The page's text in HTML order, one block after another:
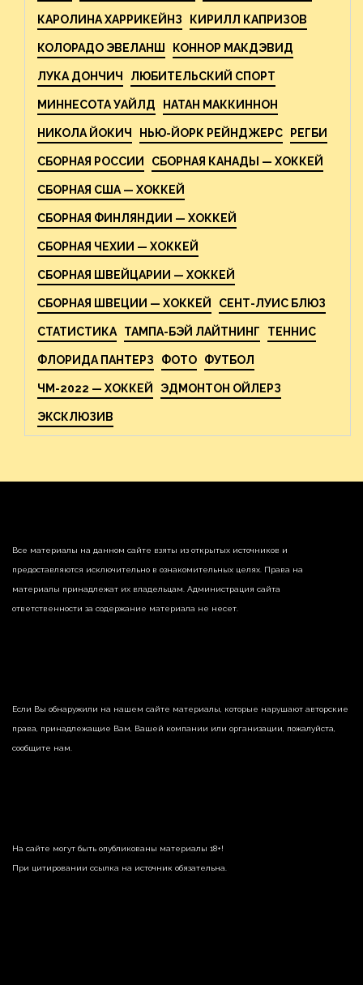
КАРОЛИНА ХАРРИКЕЙНЗ КИРИЛЛ КАПРИЗОВ
КОЛОРАДО ЭВЕЛАНШ КОННОР МАКДЭВИД
ЛУКА ДОНЧИЧ ЛЮБИТЕЛЬСКИЙ СПОРТ
МИННЕСОТА УАЙЛД НАТАН МАККИННОН
НИКОЛА ЙОКИЧ НЬЮ-ЙОРК РЕЙНДЖЕРС РЕГБИ
СБОРНАЯ РОССИИ СБОРНАЯ КАНАДЫ — ХОККЕЙ
СБОРНАЯ США — ХОККЕЙ
СБОРНАЯ ФИНЛЯНДИИ — ХОККЕЙ
СБОРНАЯ ЧЕХИИ — ХОККЕЙ
СБОРНАЯ ШВЕЙЦАРИИ — ХОККЕЙ
СБОРНАЯ ШВЕЦИИ — ХОККЕЙ СЕНТ-ЛУИС БЛЮЗ
СТАТИСТИКА ТАМПА-БЭЙ ЛАЙТНИНГ ТЕННИС
ФЛОРИДА ПАНТЕРЗ ФОТО ФУТБОЛ
ЧМ-2022 — ХОККЕЙ ЭДМОНТОН ОЙЛЕРЗ
ЭКСКЛЮЗИВ
Все материалы на данном сайте взяты из открытых источников и
предоставляются исключительно в ознакомительных целях. Права на
материалы принадлежат их владельцам. Администрация сайта
ответственности за содержание материала не несет.
Если Вы обнаружили на нашем сайте материалы, которые нарушают авторские
права, принадлежащие Вам, Вашей компании или организации, пожалуйста,
сообщите нам.
На сайте могут быть опубликованы материалы 18+!
При цитировании ссылка на источник обязательна.